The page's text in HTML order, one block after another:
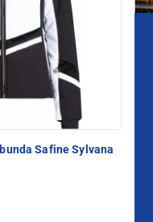
Safine Sylvana